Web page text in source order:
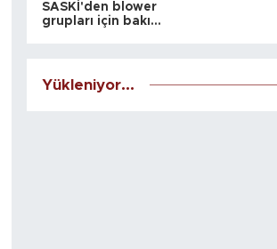
SASKİ'den blower
grupları için bakım
Yükleniyor...